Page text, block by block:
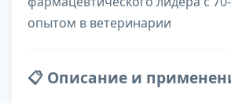
опытом в ветеринарии
📋 Описание и